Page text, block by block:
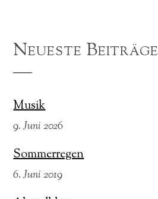
Neueste Beiträge
Musik
9. Juni 2026
Sommerregen
6. Juni 2019